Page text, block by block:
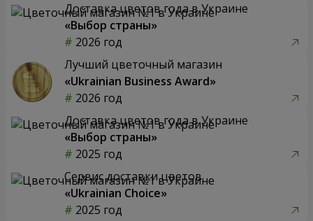
Доставка цветов года в Украине
«Выбор страны»
2026 год
Лучший цветочный магазин
«Ukrainian Business Award»
2026 год
Доставка цветов года в Украине
«Выбор страны»
2025 год
Сервис доставки цветов
«Ukrainian Choice»
2025 год